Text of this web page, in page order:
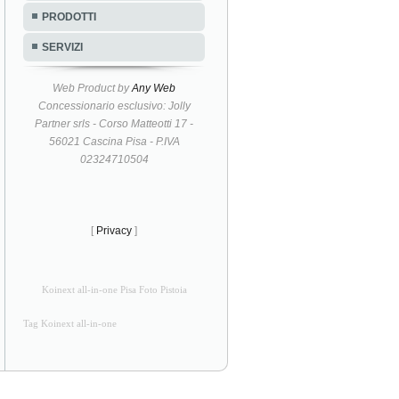
PRODOTTI
SERVIZI
Web Product byAny Web
Concessionario esclusivo: Jolly
Partner srls - Corso Matteotti 17 -
56021 Cascina Pisa - P.IVA
02324710504
[ Privacy ]
Koinext all-in-one Pisa Foto Pistoia
Tag Koinext all-in-one